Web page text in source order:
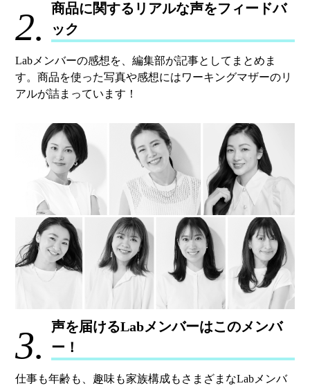
2.
商品に関するリアルな声をフィードバ
ック
Labメンバーの感想を、編集部が記事としてまとめま
す。商品を使った写真や感想にはワーキングマザーのリ
アルが詰まっています！
3.
声を届けるLabメンバーはこのメンバ
ー！
仕事も年齢も、趣味も家族構成もさまざまなLabメンバ